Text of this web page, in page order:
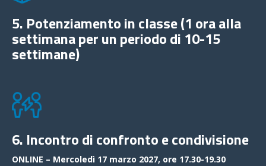
5. Potenziamento in classe (1 ora alla
settimana per un periodo di 10-15
settimane)
6. Incontro di confronto e condivisione
ONLINE – Mercoledì 17 marzo 2027, ore 17.30-19.30